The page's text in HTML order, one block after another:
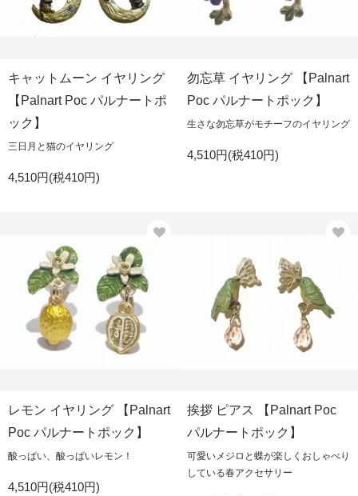
キャットムーン イヤリング
【Palnart Poc パルナートポ
ック】
三日月と猫のイヤリング
4,510円(税410円)
勿忘草 イヤリング 【Palnart
Poc パルナートポック】
生さな勿忘草がモチーフのイヤリング
4,510円(税410円)
レモン イヤリング 【Palnart
Poc パルナートポック】
酸っぱい、酸っぱいレモン！
4,510円(税410円)
挨拶 ピアス 【Palnart Poc
パルナートポック】
可愛いメジロと蝶が楽しくおしゃべり
している春アクセサリー